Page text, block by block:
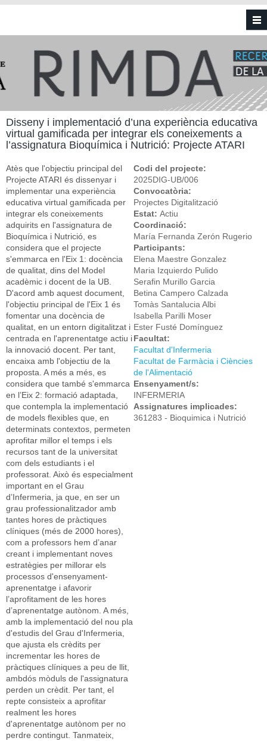
Vés al contingut
Disseny i implementació d’una experiència educativa
virtual gamificada per integrar els coneixements a
l’assignatura Bioquímica i Nutrició: Projecte ATARI
Atès que l'objectiu principal del
Projecte ATARI és dissenyar i
implementar una experiència
educativa virtual gamificada per
integrar els coneixements
adquirits en l'assignatura de
Bioquímica i Nutrició, es
considera que el projecte
s'emmarca en l'Eix 1: docència
de qualitat, dins del Model
acadèmic i docent de la UB.
D'acord amb aquest document,
l'objectiu principal de l'Eix 1 és
fomentar una docència de
qualitat, en un entorn digitalitzat i
centrada en l'aprenentatge actiu i
la innovació docent. Per tant,
encaixa amb l'objectiu de la
proposta. A més a més, es
considera que també s'emmarca
en l’Eix 2: formació adaptada,
que contempla la implementació
de models flexibles que, en
determinats contextos, permeten
aprofitar millor el temps i els
recursos tant de la universitat
com dels estudiants i el
professorat. Això és especialment
important en el Grau
d’Infermeria, ja que, en ser un
grau professionalitzador amb
tantes hores de pràctiques
clíniques (més de 2000 hores),
com a professors hem d’anar
creant i implementant noves
estratègies per millorar els
processos d'ensenyament-
aprenentatge i afavorir
l’aprofitament de les hores
d’aprenentatge autònom. A més,
amb la implementació del nou pla
d'estudis del Grau d'Infermeria,
que ajusta els crèdits per
incrementar les hores de
pràctiques clíniques a peu de llit,
ambdós mòduls de l'assignatura
perden un crèdit. Per tant, el
repte consisteix a aprofitar
realment les hores
d'aprenentatge autònom per no
perdre contingut. Tanmateix,
Codi del projecte:
2025DIG-UB/006
Convocatòria:
Projectes Digitalització
Estat: Actiu
Coordinació:
María Fernanda Zerón Rugerio
Participants:
Elena Maestre Gonzalez
Maria Izquierdo Pulido
Serafin Murillo Garcia
Betina Campero Calzada
Tomàs Santalucia Albi
Isabella Parilli Moser
Ester Fusté Domínguez
Facultat:
Facultat d'Infermeria
Facultat de Farmàcia i Ciències
de l'Alimentació
Ensenyament/s:
INFERMERIA
Assignatures implicades:
361283 - Bioquimica i Nutrició